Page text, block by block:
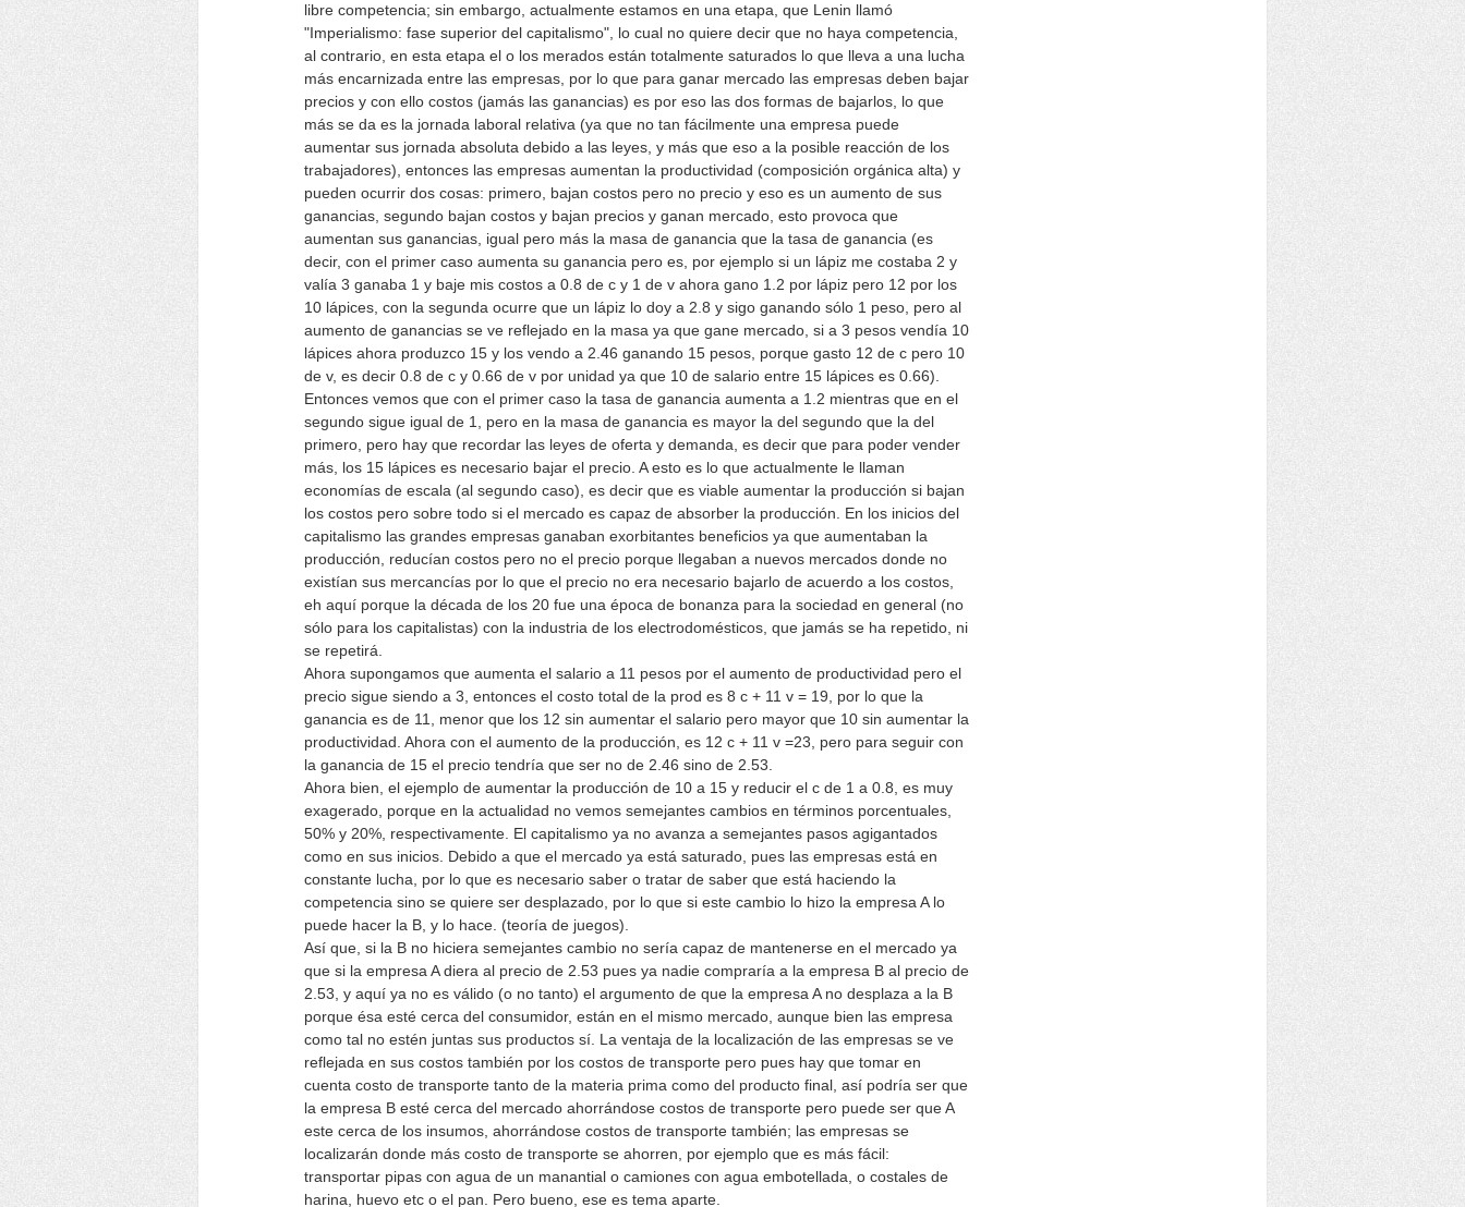
libre competencia; sin embargo, actualmente estamos en una etapa, que Lenin llamó
"Imperialismo: fase superior del capitalismo", lo cual no quiere decir que no haya competencia,
al contrario, en esta etapa el o los merados están totalmente saturados lo que lleva a una lucha
más encarnizada entre las empresas, por lo que para ganar mercado las empresas deben bajar
precios y con ello costos (jamás las ganancias) es por eso las dos formas de bajarlos, lo que
más se da es la jornada laboral relativa (ya que no tan fácilmente una empresa puede
aumentar sus jornada absoluta debido a las leyes, y más que eso a la posible reacción de los
trabajadores), entonces las empresas aumentan la productividad (composición orgánica alta) y
pueden ocurrir dos cosas: primero, bajan costos pero no precio y eso es un aumento de sus
ganancias, segundo bajan costos y bajan precios y ganan mercado, esto provoca que
aumentan sus ganancias, igual pero más la masa de ganancia que la tasa de ganancia (es
decir, con el primer caso aumenta su ganancia pero es, por ejemplo si un lápiz me costaba 2 y
valía 3 ganaba 1 y baje mis costos a 0.8 de c y 1 de v ahora gano 1.2 por lápiz pero 12 por los
10 lápices, con la segunda ocurre que un lápiz lo doy a 2.8 y sigo ganando sólo 1 peso, pero al
aumento de ganancias se ve reflejado en la masa ya que gane mercado, si a 3 pesos vendía 10
lápices ahora produzco 15 y los vendo a 2.46 ganando 15 pesos, porque gasto 12 de c pero 10
de v, es decir 0.8 de c y 0.66 de v por unidad ya que 10 de salario entre 15 lápices es 0.66).
Entonces vemos que con el primer caso la tasa de ganancia aumenta a 1.2 mientras que en el
segundo sigue igual de 1, pero en la masa de ganancia es mayor la del segundo que la del
primero, pero hay que recordar las leyes de oferta y demanda, es decir que para poder vender
más, los 15 lápices es necesario bajar el precio. A esto es lo que actualmente le llaman
economías de escala (al segundo caso), es decir que es viable aumentar la producción si bajan
los costos pero sobre todo si el mercado es capaz de absorber la producción. En los inicios del
capitalismo las grandes empresas ganaban exorbitantes beneficios ya que aumentaban la
producción, reducían costos pero no el precio porque llegaban a nuevos mercados donde no
existían sus mercancías por lo que el precio no era necesario bajarlo de acuerdo a los costos,
eh aquí porque la década de los 20 fue una época de bonanza para la sociedad en general (no
sólo para los capitalistas) con la industria de los electrodomésticos, que jamás se ha repetido, ni
se repetirá.
Ahora supongamos que aumenta el salario a 11 pesos por el aumento de productividad pero el
precio sigue siendo a 3, entonces el costo total de la prod es 8 c + 11 v = 19, por lo que la
ganancia es de 11, menor que los 12 sin aumentar el salario pero mayor que 10 sin aumentar la
productividad. Ahora con el aumento de la producción, es 12 c + 11 v =23, pero para seguir con
la ganancia de 15 el precio tendría que ser no de 2.46 sino de 2.53.
Ahora bien, el ejemplo de aumentar la producción de 10 a 15 y reducir el c de 1 a 0.8, es muy
exagerado, porque en la actualidad no vemos semejantes cambios en términos porcentuales,
50% y 20%, respectivamente. El capitalismo ya no avanza a semejantes pasos agigantados
como en sus inicios. Debido a que el mercado ya está saturado, pues las empresas está en
constante lucha, por lo que es necesario saber o tratar de saber que está haciendo la
competencia sino se quiere ser desplazado, por lo que si este cambio lo hizo la empresa A lo
puede hacer la B, y lo hace. (teoría de juegos).
Así que, si la B no hiciera semejantes cambio no sería capaz de mantenerse en el mercado ya
que si la empresa A diera al precio de 2.53 pues ya nadie compraría a la empresa B al precio de
2.53, y aquí ya no es válido (o no tanto) el argumento de que la empresa A no desplaza a la B
porque ésa esté cerca del consumidor, están en el mismo mercado, aunque bien las empresa
como tal no estén juntas sus productos sí. La ventaja de la localización de las empresas se ve
reflejada en sus costos también por los costos de transporte pero pues hay que tomar en
cuenta costo de transporte tanto de la materia prima como del producto final, así podría ser que
la empresa B esté cerca del mercado ahorrándose costos de transporte pero puede ser que A
este cerca de los insumos, ahorrándose costos de transporte también; las empresas se
localizarán donde más costo de transporte se ahorren, por ejemplo que es más fácil:
transportar pipas con agua de un manantial o camiones con agua embotellada, o costales de
harina, huevo etc o el pan. Pero bueno, ese es tema aparte.